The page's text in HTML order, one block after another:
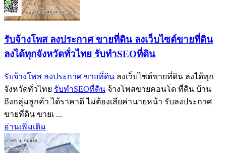
รับจ้างโพส ลงประกาศ ขายที่ดิน ลงเว็บไซต์ขายที่ดิน
ลงได้ทุกจังหวัดทั่วไทย รับทำSEOที่ดิน
รับจ้างโพส ลงประกาศ ขายที่ดิน ลงเว็บไซต์ขายที่ดิน ลงได้ทุก
จังหวัดทั่วไทย รับทำSEOที่ดิน จ้างโพสขายคอนโด ที่ดิน บ้าน
ถึงกลุ่มลูกค้า ได้ราคาดี ไม่ต้องเสียค่านายหน้า รับลงประกาศ
ขายที่ดิน ขายเ ...
อ่านเพิ่มเติม